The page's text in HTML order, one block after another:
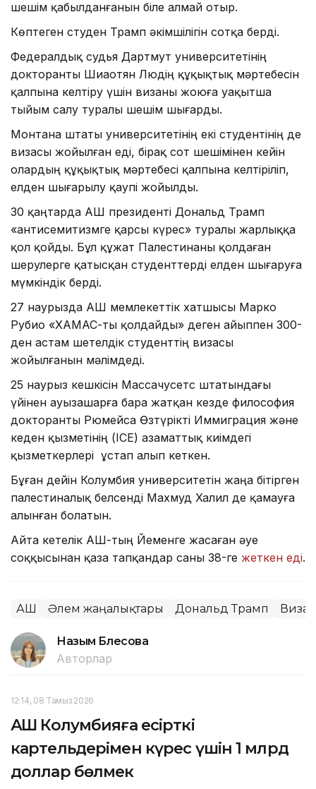
шешім қабылданғанын біле алмай отыр.
Көптеген студен Трамп әкімшілігін сотқа берді.
Федералдық судья Дартмут университетінің
докторанты Шиаотян Людің құқықтық мәртебесін
қалпына келтіру үшін визаны жоюға уақытша
тыйым салу туралы шешім шығарды.
Монтана штаты университетінің екі студентінің де
визасы жойылған еді, бірақ сот шешімінен кейін
олардың құқықтық мәртебесі қалпына келтіріліп,
елден шығарылу қаупі жойылды.
30 қаңтарда АҚШ президенті Дональд Трамп
«антисемитизмге қарсы күрес» туралы жарлыққа
қол қойды. Бұл құжат Палестинаны қолдаған
шерулерге қатысқан студенттерді елден шығаруға
мүмкіндік берді.
27 наурызда АҚШ мемлекеттік хатшысы Марко
Рубио «ХАМАС-ты қолдайды» деген айыппен 300-
ден астам шетелдік студенттің визасы
жойылғанын мәлімдеді.
25 наурыз кешкісін Массачусетс штатындағы
үйінен ауызашарға бара жатқан кезде философия
докторанты Рюмейса Өзтүрікті Иммиграция және
кеден қызметінің (ICE) азаматтық киімдегі
қызметкерлері ұстап алып кеткен.
Бұған дейін Колумбия университетін жаңа бітірген
палестиналық белсенді Махмуд Халил де қамауға
алынған болатын.
Айта кетелік АҚШ-тың Йеменге жасаған әуе
соққысынан қаза тапқандар саны 38-ге жеткен еді.
АҚШ Әлем жаңалықтары Дональд Трамп Виза
Назым Бөлесова
Авторлар
12:14, 08 Тамыз 2026
АҚШ Колумбияға есірткі
картельдерімен күрес үшін 1 млрд
доллар бөлмек